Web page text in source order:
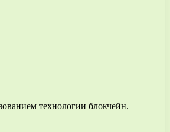
технологии блокчейн.